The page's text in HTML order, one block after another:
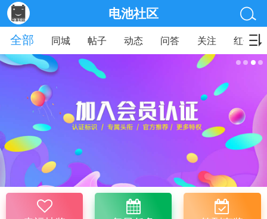
电池社区
全部
同城 帖子 动态 问答 关注 红包